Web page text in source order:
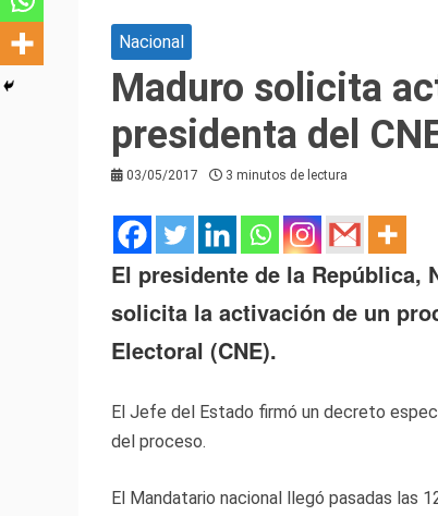
Nacional
Maduro solicita
presidenta del
03/05/2017 3 minutos de lectura
El presidente de la República,
solicita la activación de un
Electoral (CNE).
El Jefe del Estado firmó un decreto
del proceso.
El Mandatario nacional llegó pasadas las